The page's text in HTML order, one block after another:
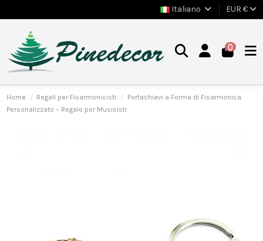
Italiano EUR €
0
Home Regali per Fisarmonicisti
Portachiavi a Forma di Fisarmonica
Personalizzato – Regalo per Musicisti